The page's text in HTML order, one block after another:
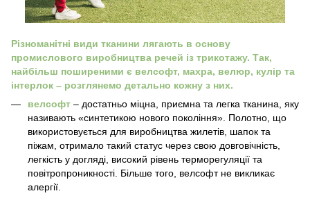
Різноманітні види тканини лягають в основу
промислового виробництва речей із трикотажу. Так,
найбільш поширеними є велсофт, махра, велюр, кулір та
інтерлок – розглянемо детально кожну з них.
велсофт – достатньо міцна, приємна та легка тканина, яку
називають «синтетикою нового покоління». Полотно, що
використовується для виробництва жилетів, шапок та
піжам, отримало такий статус через свою довговічність,
легкість у догляді, високий рівень терморегуляції та
повітропроникності. Більше того, велсофт не викликає
алергії.